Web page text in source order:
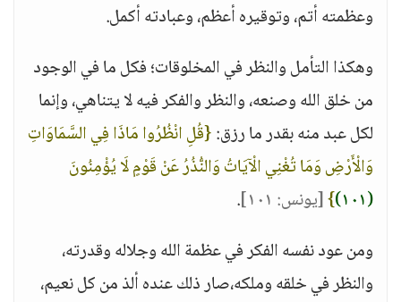
وعظمته أتم، وتوقيره أعظم، وعبادته أكمل.
وهكذا التأمل والنظر في المخلوقات؛ فكل ما في الوجود
من خلق الله وصنعه، والنظر والفكر فيه لا يتناهي، وإنما
لكل عبد منه بقدر ما رزق:{قُلِ انْظُرُوا مَاذَا فِي السَّمَاوَاتِ
وَالْأَرْضِ وَمَا تُغْنِي الْآيَاتُ وَالنُّذُرُ عَنْ قَوْمٍ لَا يُؤْمِنُونَ
(١٠١)
}[يونس: ١٠١]
.
ومن عود نفسه الفكر في عظمة الله وجلاله وقدرته،
والنظر في خلقه وملكه،صار ذلك عنده ألذ من كل نعيم،